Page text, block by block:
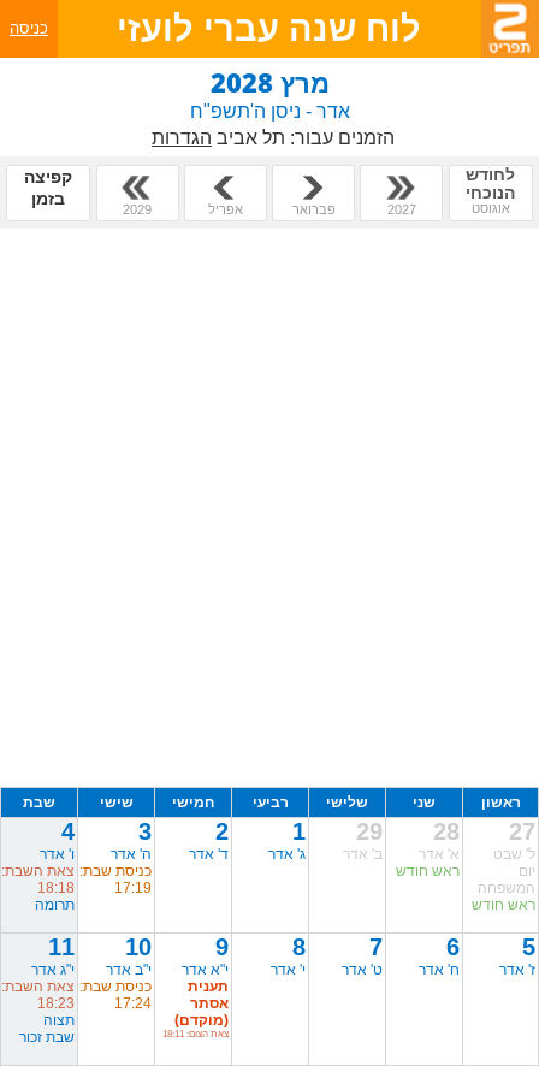
לוח שנה עברי לועזי כניסה
מרץ 2028
אדר - ניסן ה'תשפ"ח
הזמנים עבור: תל אביב הגדרות
לחודש
הנוכחי
אוגוסט 2027 פברואר אפריל 2029
קפיצה
בזמן
ראשון שני שלישי רביעי חמישי שישי שבת
27
ל' שבט
יום
המשפחה
ראש חודש
28
א' אדר
ראש חודש
29
ב' אדר
1
ג' אדר
2
ד' אדר
3
ה' אדר
כניסת שבת:
17:19
4
ו' אדר
צאת השבת:
18:18
תרומה
5
ז' אדר
6
ח' אדר
7
ט' אדר
8
י' אדר
9
י"א אדר
תענית
אסתר
(מוקדם)
צאת הצום: 18:11
10
י"ב אדר
כניסת שבת:
17:24
11
י"ג אדר
צאת השבת:
18:23
תצוה
שבת זכור